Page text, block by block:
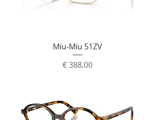
Miu-Miu 51ZV
Prijs
€ 388,00